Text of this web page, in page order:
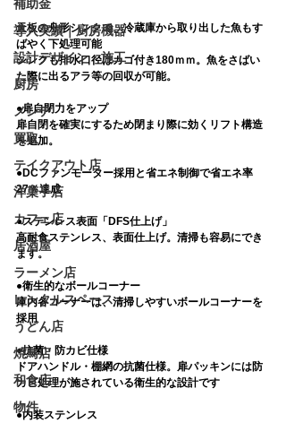
補助金
導入実績｜厨房機器
設計デザイン・施工
厨房
メンテ
買取
テイクアウト店
洋菓子店
カフェ店
居酒屋
ラーメン店
レンタルスペース
うどん店
焼鳥店
和食店
物件
天板の舟形シンクで、冷蔵庫から取り出した魚もす
ばやく下処理可能
シンクも排水口径はカゴ付き180ｍｍ。魚をさばい
た際に出るアラ等の回収が可能。
●扉自閉力をアップ
扉自閉を確実にするため閉まり際に効くリフト構造
を追加。
●DCファンモーター採用と省エネ制御で省エネ率
27％達成
●ステンレス表面「DFS仕上げ」
高耐食ステンレス、表面仕上げ。清掃も容易にでき
ます。
●衛生的なボールコーナー
庫内各コーナーは、清掃しやすいボールコーナーを
採用
●抗菌・防カビ仕様
ドアハンドル・棚網の抗菌仕様。扉パッキンには防
カビ処理が施されている衛生的な設計です
●内装ステンレス